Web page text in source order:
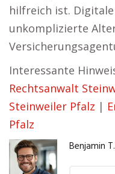
hilfreich ist.
unkomplizierte
Interessante
Rechtsanwalt
Steinweiler Pfalz |
Pfalz
Benjamin T.